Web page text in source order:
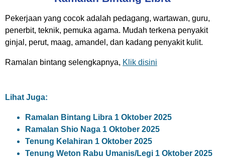
Pekerjaan yang cocok adalah pedagang, wartawan, guru,
penerbit, teknik, pemuka agama. Mudah terkena penyakit
ginjal, perut, maag, amandel, dan kadang penyakit kulit.
Ramalan bintang selengkapnya, Klik disini
Lihat Juga:
Ramalan Bintang Libra 1 Oktober 2025
Ramalan Shio Naga 1 Oktober 2025
Tenung Kelahiran 1 Oktober 2025
Tenung Weton Rabu Umanis/Legi 1 Oktober 2025